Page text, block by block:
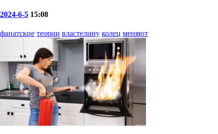
2024-6-5 15:08
фанатские теории властелину колец меняют